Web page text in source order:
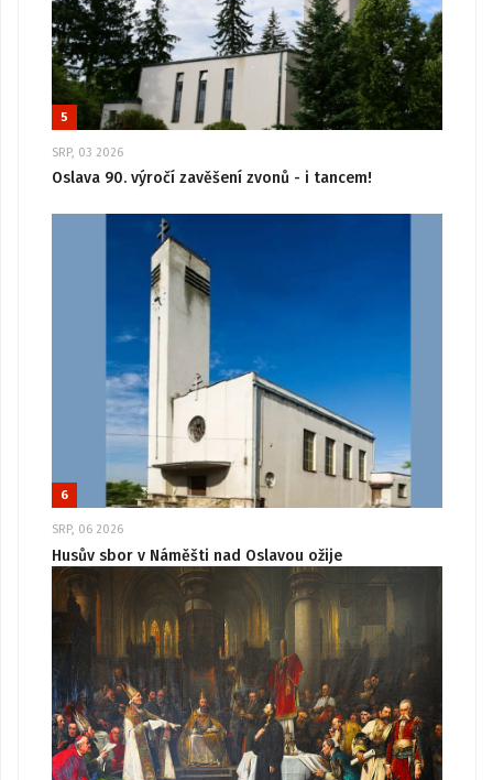
5
SRP, 03 2026
Oslava 90. výročí zavěšení zvonů - i tancem!
6
SRP, 06 2026
Husův sbor v Náměšti nad Oslavou ožije